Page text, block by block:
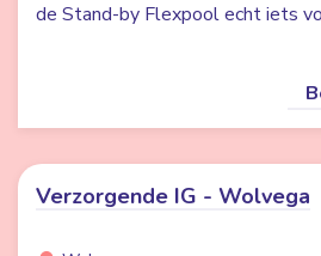
de Stand-by Flexpool echt iets
Verzorgende IG - Wolvega